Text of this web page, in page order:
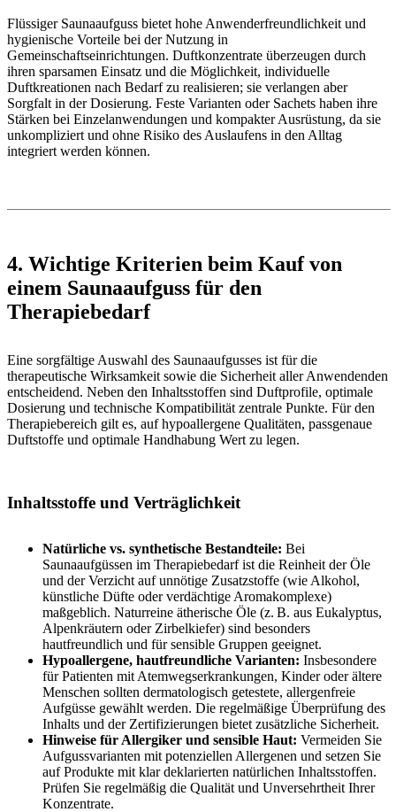
Flüssiger Saunaaufguss bietet hohe Anwenderfreundlichkeit und
hygienische Vorteile bei der Nutzung in
Gemeinschaftseinrichtungen. Duftkonzentrate überzeugen durch
ihren sparsamen Einsatz und die Möglichkeit, individuelle
Duftkreationen nach Bedarf zu realisieren; sie verlangen aber
Sorgfalt in der Dosierung. Feste Varianten oder Sachets haben ihre
Stärken bei Einzelanwendungen und kompakter Ausrüstung, da sie
unkompliziert und ohne Risiko des Auslaufens in den Alltag
integriert werden können.
4. Wichtige Kriterien beim Kauf von
einem Saunaaufguss für den
Therapiebedarf
Eine sorgfältige Auswahl des Saunaaufgusses ist für die
therapeutische Wirksamkeit sowie die Sicherheit aller Anwendenden
entscheidend. Neben den Inhaltsstoffen sind Duftprofile, optimale
Dosierung und technische Kompatibilität zentrale Punkte. Für den
Therapiebereich gilt es, auf hypoallergene Qualitäten, passgenaue
Duftstoffe und optimale Handhabung Wert zu legen.
Inhaltsstoffe und Verträglichkeit
Natürliche vs. synthetische Bestandteile: Bei
Saunaaufgüssen im Therapiebedarf ist die Reinheit der Öle
und der Verzicht auf unnötige Zusatzstoffe (wie Alkohol,
künstliche Düfte oder verdächtige Aromakomplexe)
maßgeblich. Naturreine ätherische Öle (z. B. aus Eukalyptus,
Alpenkräutern oder Zirbelkiefer) sind besonders
hautfreundlich und für sensible Gruppen geeignet.
Hypoallergene, hautfreundliche Varianten: Insbesondere
für Patienten mit Atemwegserkrankungen, Kinder oder ältere
Menschen sollten dermatologisch getestete, allergenfreie
Aufgüsse gewählt werden. Die regelmäßige Überprüfung des
Inhalts und der Zertifizierungen bietet zusätzliche Sicherheit.
Hinweise für Allergiker und sensible Haut: Vermeiden Sie
Aufgussvarianten mit potenziellen Allergenen und setzen Sie
auf Produkte mit klar deklarierten natürlichen Inhaltsstoffen.
Prüfen Sie regelmäßig die Qualität und Unversehrtheit Ihrer
Konzentrate.